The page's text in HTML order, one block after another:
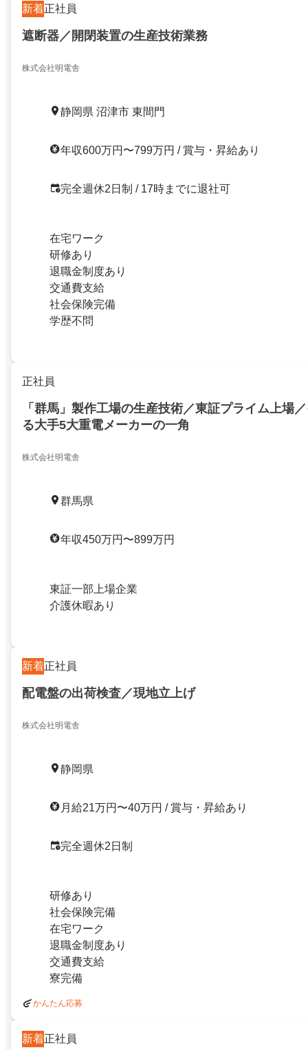
新着正社員
遮断器／開閉装置の生産技術業務
株式会社明電舎
静岡県 沼津市 東間門
年収600万円〜799万円 / 賞与・昇給あり
完全週休2日制 / 17時までに退社可
在宅ワーク
研修あり
退職金制度あり
交通費支給
社会保険完備
学歴不問
正社員
「群馬」製作工場の生産技術／東証プライム上場
る大手5大重電メーカーの一角
株式会社明電舎
群馬県
年収450万円〜899万円
東証一部上場企業
介護休暇あり
新着正社員
配電盤の出荷検査／現地立上げ
株式会社明電舎
静岡県
月給21万円〜40万円 / 賞与・昇給あり
完全週休2日制
研修あり
社会保険完備
在宅ワーク
退職金制度あり
交通費支給
寮完備
かんたん応募
新着正社員